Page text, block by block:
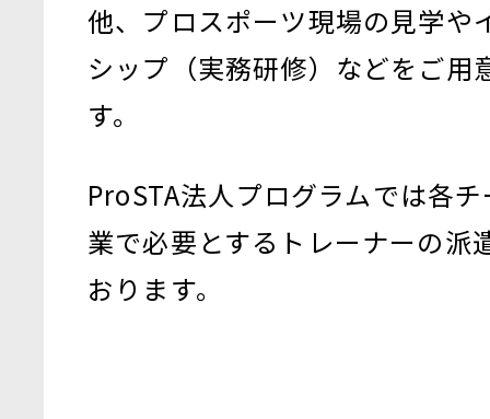
他、プロスポーツ現場の見学や
シップ（実務研修）などをご用
す。
ProSTA法人プログラムでは各
業で必要とするトレーナーの派
おります。